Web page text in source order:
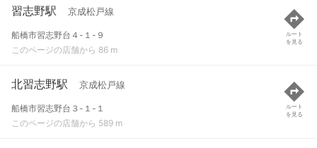
習志野駅 京成松戸線
船橋市習志野台４-１-９
このページの店舗から 86 m
ルート
を見る
北習志野駅 京成松戸線
船橋市習志野台３-１-１
このページの店舗から 589 m
ルート
を見る